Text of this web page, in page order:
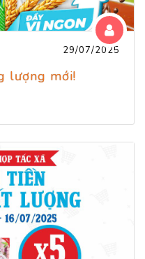
29/07/2025
lượng mới!